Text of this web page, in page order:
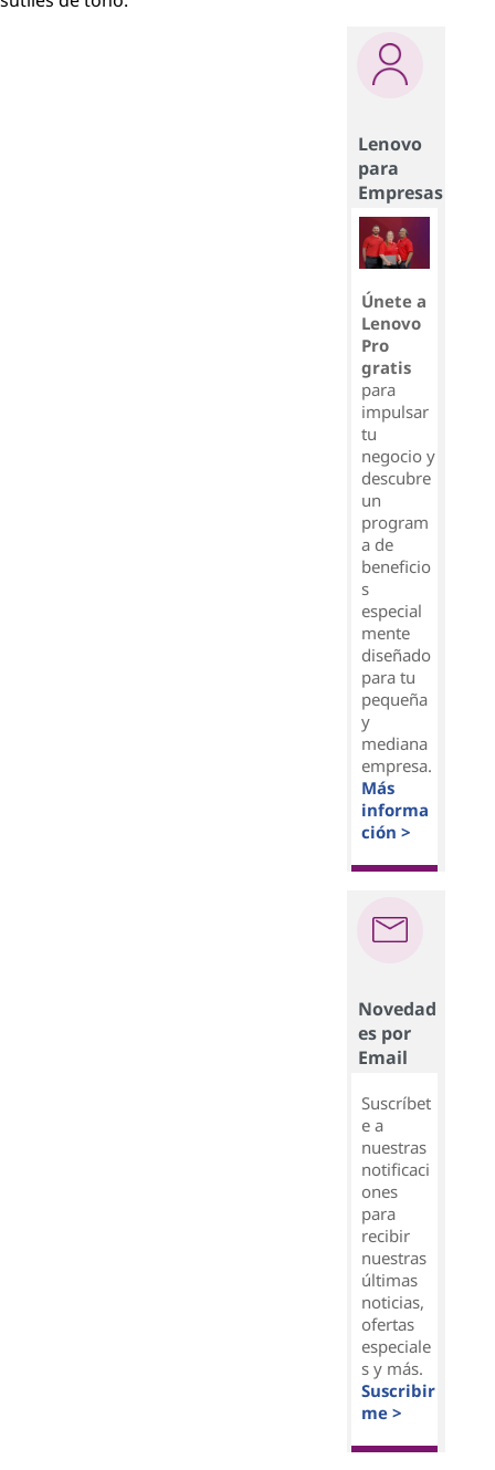
Lenovo
para
Empresas
Únete a
Lenovo
Pro
gratis
para
impulsar
tu
negocio y
descubre
un
program
a de
beneficio
s
especial
mente
diseñado
para tu
pequeña
y
mediana
empresa.
Más
informa
ción >
Novedad
es por
Email
Suscríbet
e a
nuestras
notificaci
ones
para
recibir
nuestras
últimas
noticias,
ofertas
especiale
s y más.
Suscribir
me >